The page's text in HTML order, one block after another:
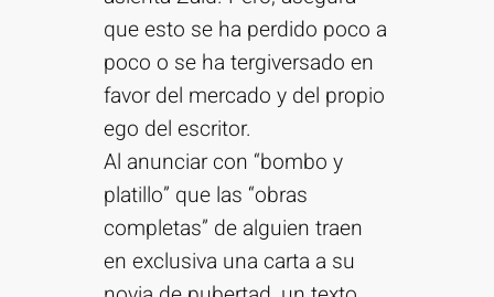
que esto se ha perdido poco a
poco o se ha tergiversado en
favor del mercado y del propio
ego del escritor.
Al anunciar con “bombo y
platillo” que las “obras
completas” de alguien traen
en exclusiva una carta a su